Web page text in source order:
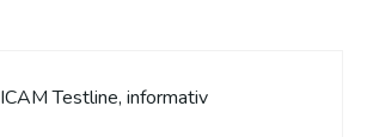
ICAM Testline, informativ